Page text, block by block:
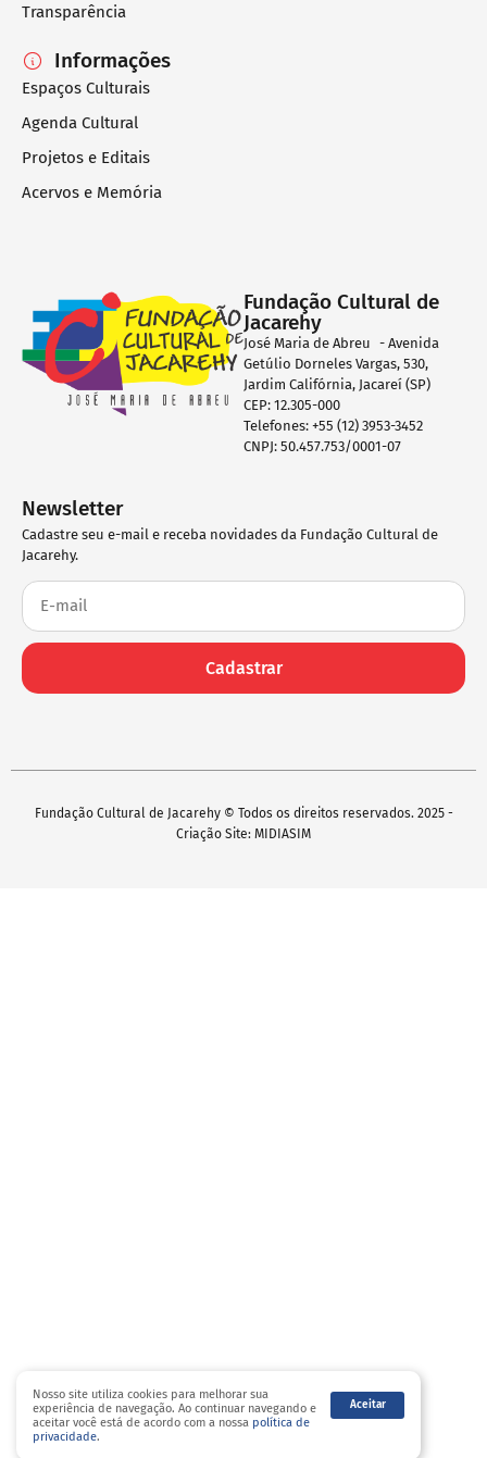
Transparência
Informações
Espaços Culturais
Agenda Cultural
Projetos e Editais
Acervos e Memória
Fundação Cultural de
Jacarehy
José Maria de Abreu - Avenida
Getúlio Dorneles Vargas, 530,
Jardim Califórnia, Jacareí (SP)
CEP: 12.305-000
Telefones: +55 (12) 3953-3452
CNPJ: 50.457.753/0001-07
Newsletter
Cadastre seu e-mail e receba novidades da Fundação Cultural de
Jacarehy.
Cadastrar
Fundação Cultural de Jacarehy © Todos os direitos reservados. 2025 -
Criação Site: MIDIASIM
Nosso site utiliza cookies para melhorar sua
experiência de navegação. Ao continuar navegando e
aceitar você está de acordo com a nossa política de
privacidade.
Aceitar